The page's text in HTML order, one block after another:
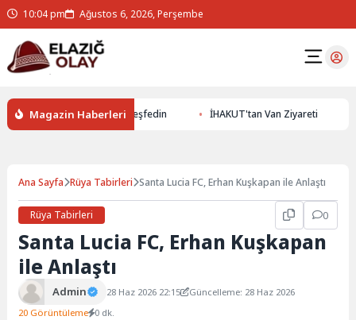
10:04 pm Ağustos 6, 2026, Perşembe
Magazin Haberleri
Yer Altının Gizemlerini Keşfedin İHAKUT'tan Van Ziyareti
Ana Sayfa Rüya Tabirleri Santa Lucia FC, Erhan Kuşkapan ile Anlaştı
Rüya Tabirleri 0
Santa Lucia FC, Erhan Kuşkapan
ile Anlaştı
Admin 28 Haz 2026 22:15
Güncelleme: 28 Haz 2026
20 Görüntüleme 0 dk.